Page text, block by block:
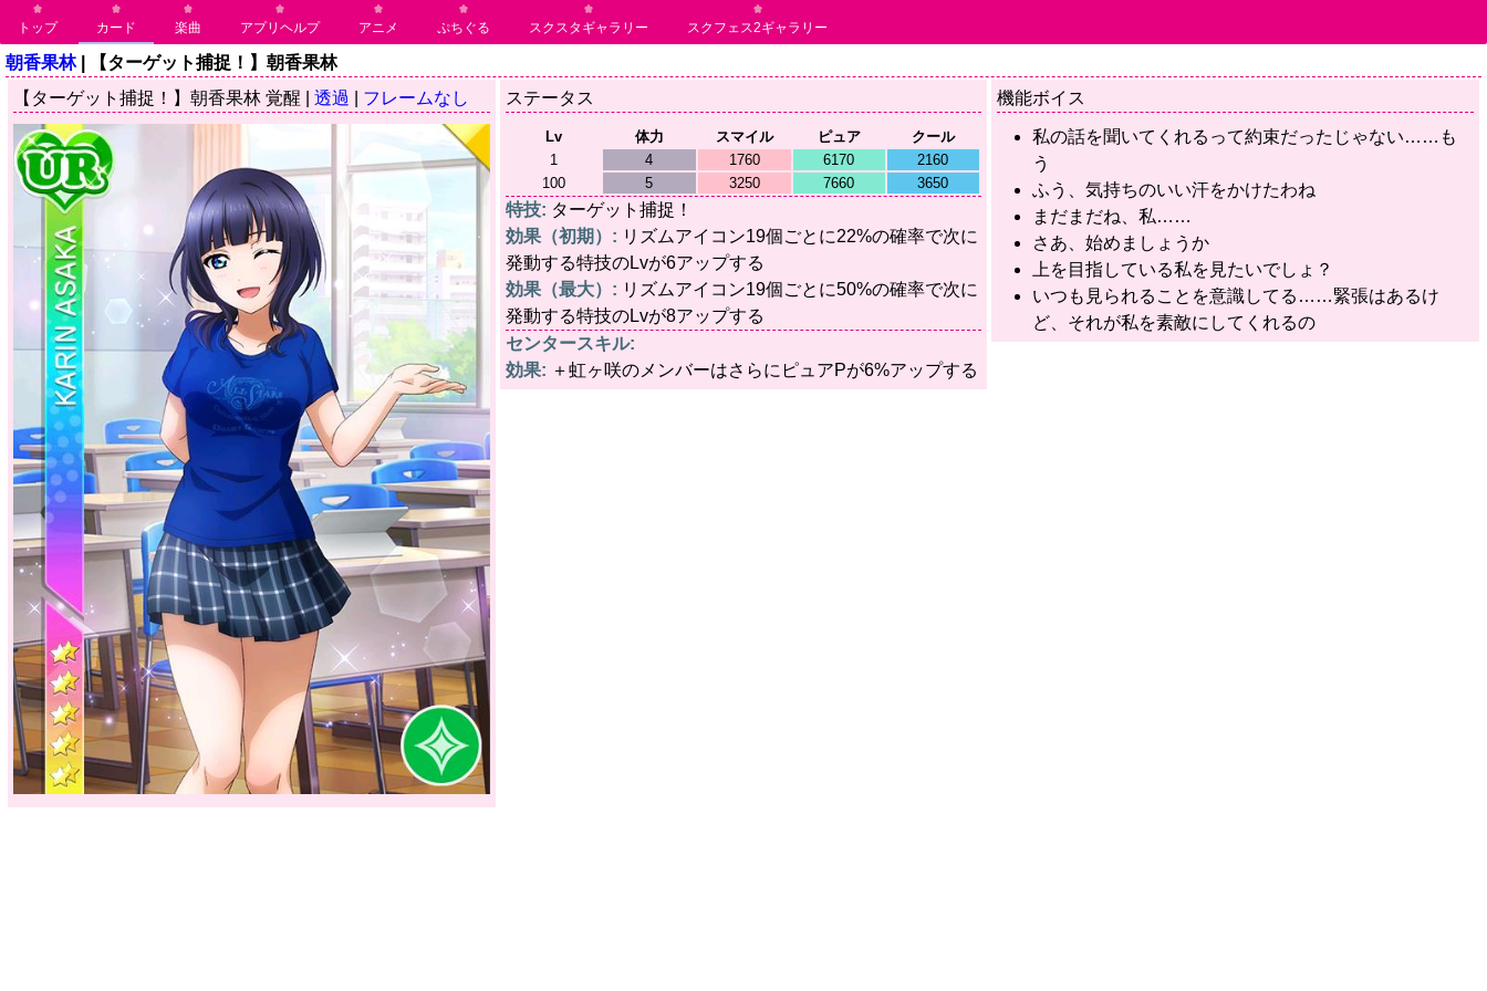
トップ カード 楽曲 アプリヘルプ アニメ ぷちぐる スクスタギャラリー スクフェス2ギャラリー
朝香果林| 【ターゲット捕捉！】朝香果林
【ターゲット捕捉！】朝香果林 覚醒 | 透過 フレームなし ステータス
Lv 体力 スマイル ピュア
クール
1
4 1760 6170
2160
100
5 3250 7660 3650
特技: ターゲット捕捉！
効果（初期）: リズムアイコン19個ごとに22%の確率で次に
発動する特技のLvが6アップする
効果（最大）: リズムアイコン19個ごとに50%の確率で次に
発動する特技のLvが8アップする
センタースキル:
効果: ＋虹ヶ咲のメンバーはさらにピュアPが6%アップする
機能ボイス
私の話を聞いてくれるって約束だったじゃない……も
う
ふう、気持ちのいい汗をかけたわね
まだまだね、私……
さあ、始めましょうか
上を目指している私を見たいでしょ？
いつも見られることを意識してる……緊張はあるけ
ど、それが私を素敵にしてくれるの